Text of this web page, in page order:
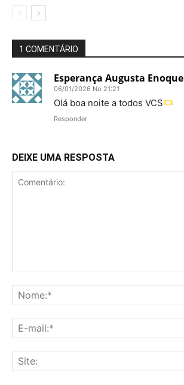
1 COMENTÁRIO
Esperança Augusta Enoque
06/01/2026 No 21:21
Olá boa noite a todos VCS
Responder
DEIXE UMA RESPOSTA